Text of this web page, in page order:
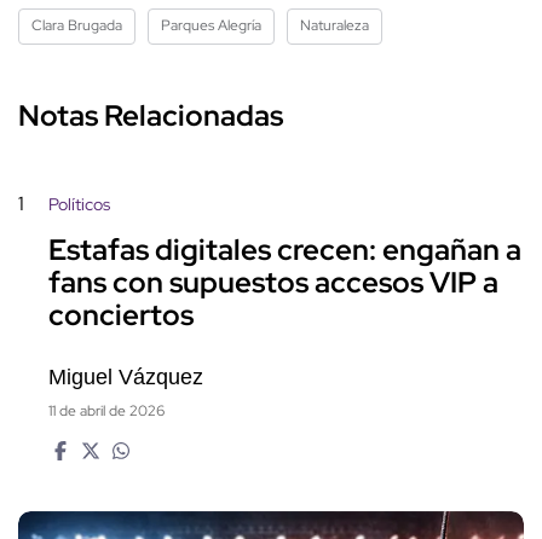
Clara Brugada Parques Alegría Naturaleza
Notas Relacionadas
1 Políticos
Estafas digitales crecen: engañan a
fans con supuestos accesos VIP a
conciertos
Miguel Vázquez
11 de abril de 2026